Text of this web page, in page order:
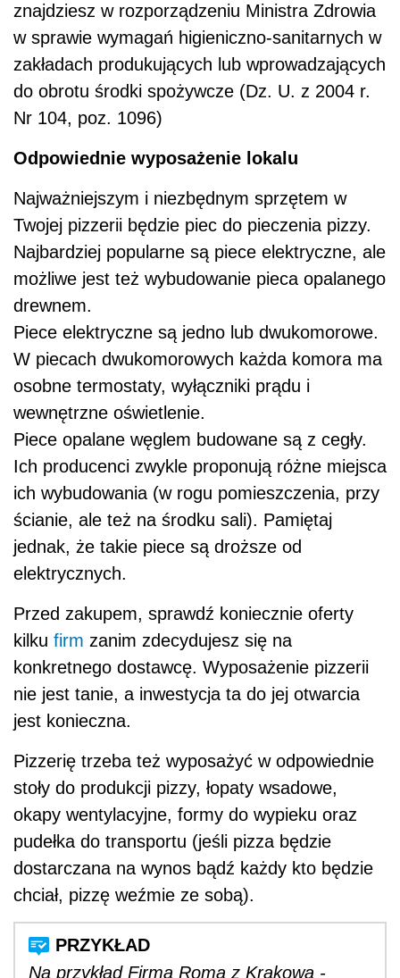
znajdziesz w rozporządzeniu Ministra Zdrowia
w sprawie wymagań higieniczno-sanitarnych w
zakładach produkujących lub wprowadzających
do obrotu środki spożywcze (Dz. U. z 2004 r.
Nr 104, poz. 1096)
Odpowiednie wyposażenie lokalu
Najważniejszym i niezbędnym sprzętem w
Twojej pizzerii będzie piec do pieczenia pizzy.
Najbardziej popularne są piece elektryczne, ale
możliwe jest też wybudowanie pieca opalanego
drewnem.
Piece elektryczne są jedno lub dwukomorowe.
W piecach dwukomorowych każda komora ma
osobne termostaty, wyłączniki prądu i
wewnętrzne oświetlenie.
Piece opalane węglem budowane są z cegły.
Ich producenci zwykle proponują różne miejsca
ich wybudowania (w rogu pomieszczenia, przy
ścianie, ale też na środku sali). Pamiętaj
jednak, że takie piece są droższe od
elektrycznych.
Przed zakupem, sprawdź koniecznie oferty
kilku firm zanim zdecydujesz się na
konkretnego dostawcę. Wyposażenie pizzerii
nie jest tanie, a inwestycja ta do jej otwarcia
jest konieczna.
Pizzerię trzeba też wyposażyć w odpowiednie
stoły do produkcji pizzy, łopaty wsadowe,
okapy wentylacyjne, formy do wypieku oraz
pudełka do transportu (jeśli pizza będzie
dostarczana na wynos bądź każdy kto będzie
chciał, pizzę weźmie ze sobą).
Na przykład Firma Roma z Krakowa -